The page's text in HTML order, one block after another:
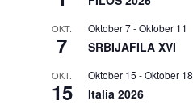
OKT.
7
Oktober 7-Oktober 11
SRBIJAFILA XVI
OKT.
15
Oktober 15 -Oktober 18
Italia 2026